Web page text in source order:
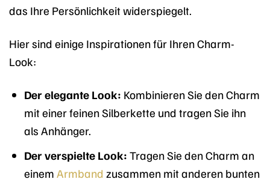
das Ihre Persönlichkeit widerspiegelt.
Hier sind einige Inspirationen für Ihren Charm-
Look:
Der elegante Look: Kombinieren Sie den Charm
mit einer feinen Silberkette und tragen Sie ihn
als Anhänger.
Der verspielte Look: Tragen Sie den Charm an
einem Armband zusammen mit anderen bunten